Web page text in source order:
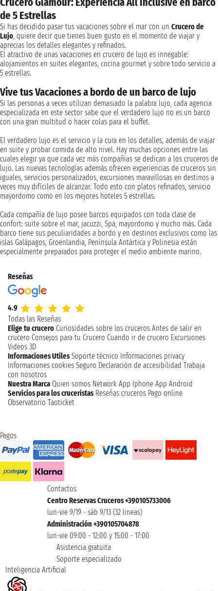
de 5 Estrellas
Si has decidido pasar tus vacaciones sobre el mar con un Crucero de
Lujo, quiere decir que tienes buen gusto en el momento de viajar y
aprecias los detalles elegantes y refinados.
El atractivo de unas vacaciones en crucero de lujo es innegable:
alojamientos en suites elegantes, cocina gourmet y sobre todo servicio a
5 estrellas.
Vive tus Vacaciones a bordo de un barco de lujo
Si las personas a veces utilizan demasiado la palabra lujo, cada agencia
especializada en este sector sabe que el verdadero lujo no es un barco
con una gran multitud o hacer colas para el buffet.
El verdadero lujo es el servicio y la cura en los detalles, además de viajar
en suite y probar comida de alto nivel. Hay muchas opciones entre las
cuales elegir ya que cada vez más compañías se dedican a los cruceros de
lujo. Las nuevas tecnologías además ofrecen experiencias de cruceros sin
iguales, servicios personalizados, excursiones maravillosas en destinos a
veces muy difíciles de alcanzar. Todo esto con platos refinados, servicio
mayordomo como en los mejores hoteles 5 estrellas.
Cada compañía de lujo posee barcos equipados con toda clase de
confort: suite sobre el mar, jacuzzi, Spa, mayordomo y mucho más. Cada
barco tiene sus peculiaridades a bordo y en destinos exclusivos como las
islas Galápagos, Groenlandia, Península Antártica y Polinesia están
especialmente preparados para proteger el medio ambiente marino.
Reseñas
4.9
Todas las Reseñas
Elige tu crucero Curiosidades sobre los cruceros Antes de salir en
crucero Consejos para tu Crucero Cuando ir de crucero Excursiones
Videos 3D
Informaciones Utiles Soporte técnico Informaciones privacy
Informaciones cookies Seguro Declaración de accesibilidad Trabaja
con nosotros
Nuestra Marca Quien somos Network App Iphone App Android
Servicios para los cruceristas Reseñas cruceros Pago online
Observatorio Taoticket
Pagos
Contactos
Centro Reservas Cruceros +390105733006
lun-vie 9/19 - sáb 9/13 (32 lineas)
Administración +390105704878
lun-vie 09:00 - 12:00 y 15:00 - 17:00
Asistencia gratuita
Soporte especializado
Inteligencia Artificial